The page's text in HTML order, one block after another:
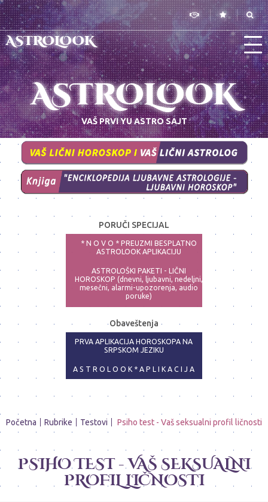
ASTROLOOK
ASTROLOOK
VAŠ PRVI YU ASTRO SAJT
PORUČI SPECIJAL
* N O V O * PREUZMI BESPLATNO
ASTROLOOK APLIKACIJU
ASTROLOŠKI PAKETI - LIČNI
HOROSKOP (dnevni, ljubavni, nedeljni,
mesečni, alarmi-upozorenja, audio
poruke)
ANALIZE
Obaveštenja
PRVA APLIKACIJA HOROSKOPA NA
SRPSKOM JEZIKU
A S T R O L O O K * A P L I K A C I J A
Početna Rubrike Testovi Psiho test - Vaš seksualni profil ličnosti
PSIHO TEST - VAŠ SEKSUALNI
PROFIL LIČNOSTI